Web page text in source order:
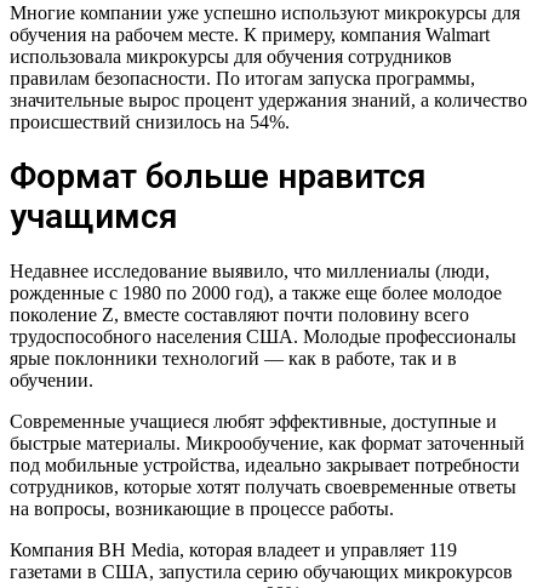
Многие компании уже успешно используют микрокурсы для
обучения на рабочем месте. К примеру, компания Walmart
использовала микрокурсы для обучения сотрудников
правилам безопасности. По итогам запуска программы,
значительные вырос процент удержания знаний, а количество
происшествий снизилось на 54%.
Формат больше нравится
учащимся
Недавнее исследование выявило, что миллениалы (люди,
рожденные с 1980 по 2000 год), а также еще более молодое
поколение Z, вместе составляют почти половину всего
трудоспособного населения США. Молодые профессионалы
ярые поклонники технологий — как в работе, так и в
обучении.
Современные учащиеся любят эффективные, доступные и
быстрые материалы. Микрообучение, как формат заточенный
под мобильные устройства, идеально закрывает потребности
сотрудников, которые хотят получать своевременные ответы
на вопросы, возникающие в процессе работы.
Компания BH Media, которая владеет и управляет 119
газетами в США, запустила серию обучающих микрокурсов